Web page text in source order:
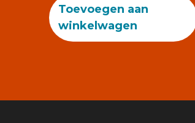
Toevoegen aan
winkelwagen